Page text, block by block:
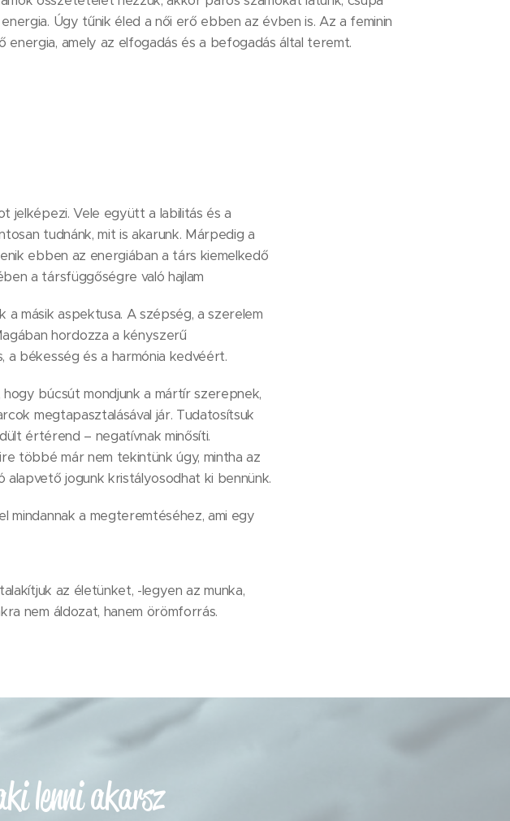
energia. Úgy tűnik éled a női erő ebben az évben is. Az a feminin
energia, amely az elfogadás és a befogadás által teremt.
jelképezi. Vele együtt a labilitás és a
tudnánk, mit is akarunk. Márpedig a
ebben az energiában a társ kiemelkedő
a társfüggőségre való hajlam
másik aspektusa. A szépség, a szerelem
hordozza a kényszerű
a békesség és a harmónia kedvéért.
búcsút mondjunk a mártír szerepnek,
megtapasztalásával jár. Tudatosítsuk
értérend – negatívnak minősíti.
többé már nem tekintünk úgy, mintha az
jogunk kristályosodhat ki bennünk.
mindannak a megteremtéséhez, ami egy
az életünket, -legyen az munka,
nem áldozat, hanem örömforrás.
lenni akarsz